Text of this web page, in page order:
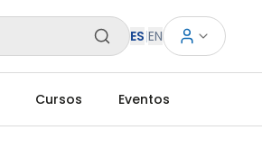
ES|EN
Cursos Eventos